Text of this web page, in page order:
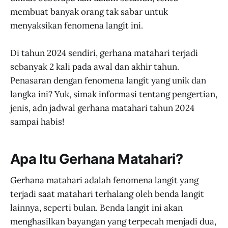
membuat banyak orang tak sabar untuk
menyaksikan fenomena langit ini.
Di tahun 2024 sendiri, gerhana matahari terjadi
sebanyak 2 kali pada awal dan akhir tahun.
Penasaran dengan fenomena langit yang unik dan
langka ini? Yuk, simak informasi tentang pengertian,
jenis, adn jadwal gerhana matahari tahun 2024
sampai habis!
Apa Itu Gerhana Matahari?
Gerhana matahari adalah fenomena langit yang
terjadi saat matahari terhalang oleh benda langit
lainnya, seperti bulan. Benda langit ini akan
menghasilkan bayangan yang terpecah menjadi dua,